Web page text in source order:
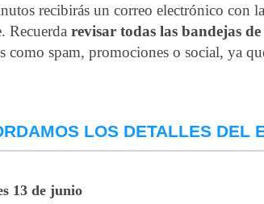
recibirás un correo electrónico con
Recuerda revisar todas las bandejas
como spam, promociones o social, ya
LOS DETALLES DEL
13 de junio